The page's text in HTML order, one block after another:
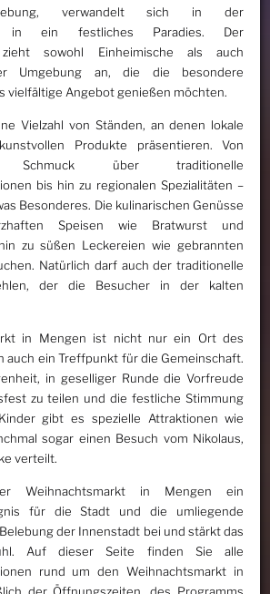
verwandelt sich in der
in ein festliches Paradies. Der
zieht sowohl Einheimische als auch
Umgebung an, die die besondere
vielfältige Angebot genießen möchten.
Vielzahl von Ständen, an denen lokale
Produkte präsentieren. Von
Schmuck über traditionelle
bis hin zu regionalen Spezialitäten –
Besonderes. Die kulinarischen Genüsse
Speisen wie Bratwurst und
zu süßen Leckereien wie gebrannten
Natürlich darf auch der traditionelle
der die Besucher in der kalten
in Mengen ist nicht nur ein Ort des
auch ein Treffpunkt für die Gemeinschaft.
in geselliger Runde die Vorfreude
zu teilen und die festliche Stimmung
gibt es spezielle Attraktionen wie
sogar einen Besuch vom Nikolaus,
verteilt.
Weihnachtsmarkt in Mengen ein
für die Stadt und die umliegende
der Innenstadt bei und stärkt das
Auf dieser Seite finden Sie alle
rund um den Weihnachtsmarkt in
der Öffnungszeiten, des Programms